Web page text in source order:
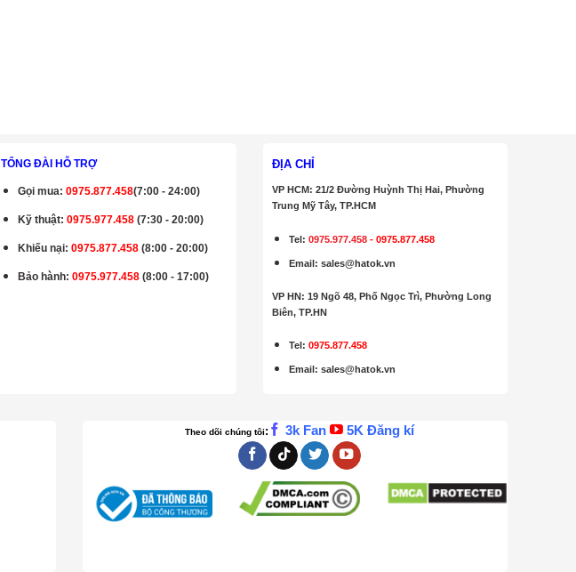
TỔNG ĐÀI HỖ TRỢ
Gọi mua:0975.877.458(7:00 - 24:00)
Kỹ thuật:0975.977.458 (7:30 - 20:00)
Khiếu nại: 0975.877.458 (8:00 - 20:00)
Bảo hành:0975.977.458 (8:00 - 17:00)
ĐỊA CHỈ
VP HCM: 21/2 Đường Huỳnh Thị Hai, Phường
Trung Mỹ Tây, TP.HCM
Tel:0975.977.458 -0975.877.458
Email:sales@hatok.vn
VP HN: 19 Ngõ 48, Phố Ngọc Trì, Phường Long
Biên, TP.HN
Tel: 0975.877.458
Email :sales@hatok.vn
Theo dõi chúng tôi: 3k Fan 5K Đăng kí